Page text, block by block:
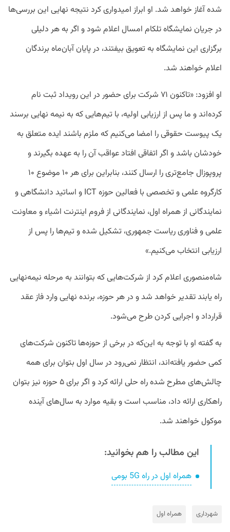
شده آغاز خواهد شد. او ابراز امیدواری کرد نتیجه نهایی این بررسی‌ها
در جریان نمایشگاه تلکام امسال اعلام شود و اگر به هر دلیلی
برگزاری این نمایشگاه به تعویق بیفتند، در پایان آبان‌ماه برندگان
اعلام خواهند شد.
او افزود: «تاکنون ۷۱ شرکت برای حضور در این رویداد ثبت نام
کرده‌اند و ما پس از ارزیابی اولیه، با تیم‌هایی که به نیمه نهایی برسند
یک پیوست حقوقی را امضا می‌کنیم که ملزم باشند ایده متعلق به
خودشان باشد و اگر اتفاقی افتاد عواقب آن را به عهده بگیرند و
پروپوزال جامع‌تری را ارسال کنند، بنابراین برای هر ۱۰ موضوع ۱۰
کارگروه علمی و تخصصی با فعالین حوزه ICT و اساتید دانشگاهی و
نمایندگانی از همراه اول، نمایندگانی از فروم اینترنت اشیاء و معاونت
علمی و فناوری ریاست جمهوری، تشکیل شده و تیم‌ها را پس از
ارزیابی انتخاب می‌کنیم.»
شاه‌منصوری اعلام کرد از شرکت‌هایی که بتوانند به مرحله نیمه‌نهایی
راه یابند تقدیر خواهد شد و در هر حوزه، برنده نهایی وارد فاز عقد
قرارداد و اجرایی کردن طرح می‌شود.
به گفته او با توجه به این‌که در برخی از حوزه‌ها تاکنون شرکت‌های
کمی حضور یافته‌اند، انتظار نمی‌رود در سال اول بتوان برای همه
چالش‌های مطرح شده راه حلی ارائه کرد و اگر برای ۵ حوزه نیز بتوان
راهکاری ارائه داد، مناسب است و بقیه موارد به سال‌های آینده
موکول خواهند شد.
این مطالب را هم بخوانید:
همراه اول در راه 5G بومی
شهرداری همراه اول